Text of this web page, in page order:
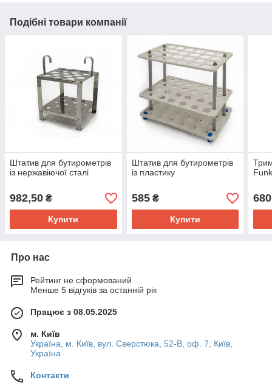
Подібні товари компанії
Штатив для бутирометрів
із нержавіючої сталі
982,50 ₴
Купити
Штатив для бутирометрів
із пластику
585₴
Купити
Про нас
Рейтинг не сформований
Менше 5 відгуків за останній рік
Працює з 08.05.2025
м. Київ
Україна, м. Київ, вул. Сверстюка, 52-В, оф. 7, Київ,
Україна
Контакти